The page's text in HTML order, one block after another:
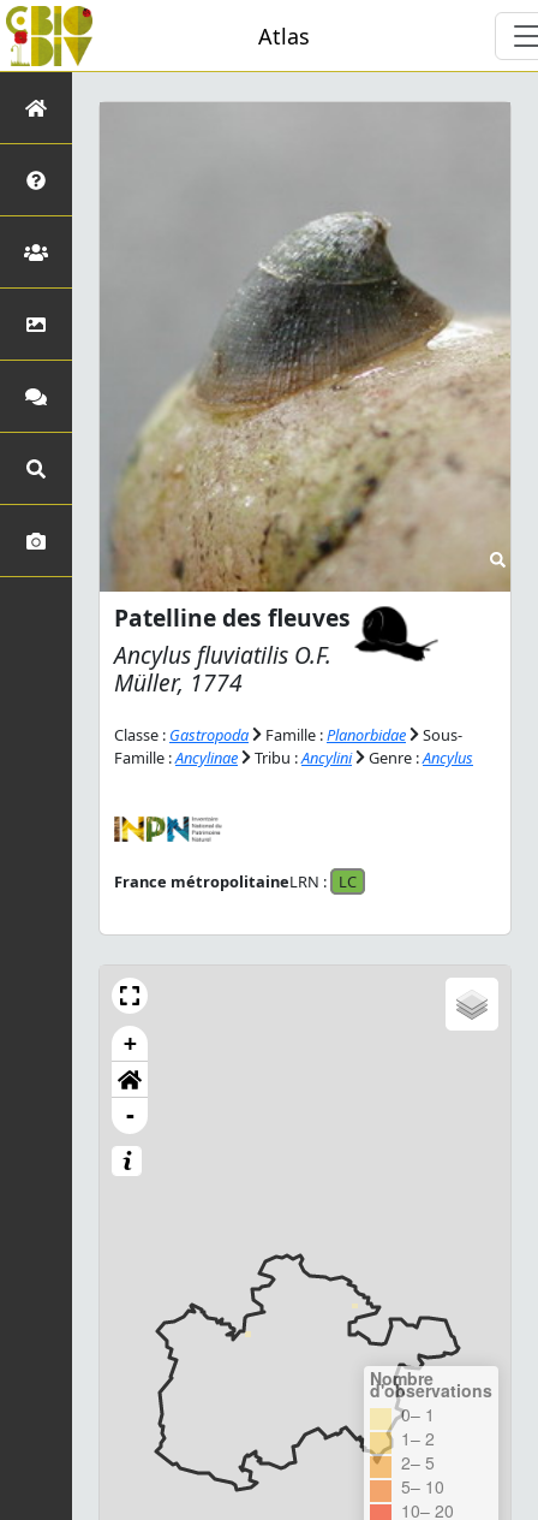
Atlas
Patelline des fleuves
Ancylus fluviatilis O.F.
Müller, 1774
Classe : Gastropoda Famille :Planorbidae
Sous-
Famille :Ancylinae Tribu :Ancylini Genre :Ancylus
France métropolitaineLRN : LC
+
-
Nombre
d'observations
0– 1
1– 2
2– 5
5– 10
10– 20